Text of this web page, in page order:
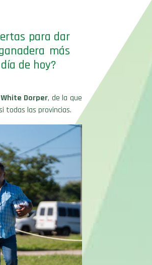
para dar
más
de hoy?
Dorper, de la que
todas las provincias.